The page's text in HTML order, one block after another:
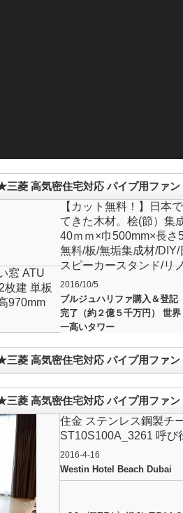
菱 高気密住宅対応 パイプ用ファン
【カット無料！】日本
てきた木材。桧(節）集
40ｍｍ×巾500mm×長さ
無料/板/無垢集成材/
スピーカースタンド/リ
2016/10/5
ブルジュハリファ購入＆登記
完了（約２億５千万円） 世界
一高いタワー
窓 ATU
枚建 単板
970mm
菱 高気密住宅対応 パイプ用ファン
菱 高気密住宅対応 パイプ用ファン
住金 ステンレス鋼製チ
ST10S100A_3261 呼び
2016-4-16
Westin Hotel Beach Dubai